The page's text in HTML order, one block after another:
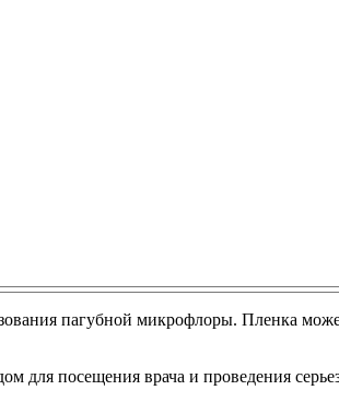
пагубной микрофлоры. Пленка
для посещения врача и проведения